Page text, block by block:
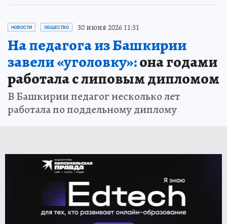
НОВОСТИ ОБЩЕСТВО 30 июня 2026 11:31
На педагога из Башкирии
завели «уголовку»:она годами
работала с липовым дипломом
В Башкирии педагог несколько лет
работала по поддельному диплому